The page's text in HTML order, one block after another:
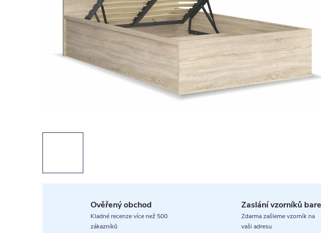
Ověřený obchod
Kladné recenze více než 500
zákazníků
Zaslání vzorníků
Zdarma zašleme vzorník na
vaši adresu